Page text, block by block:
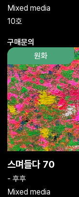
Mixed media
10호
구매문의
원화
스며들다 70
- 후후
Mixed media